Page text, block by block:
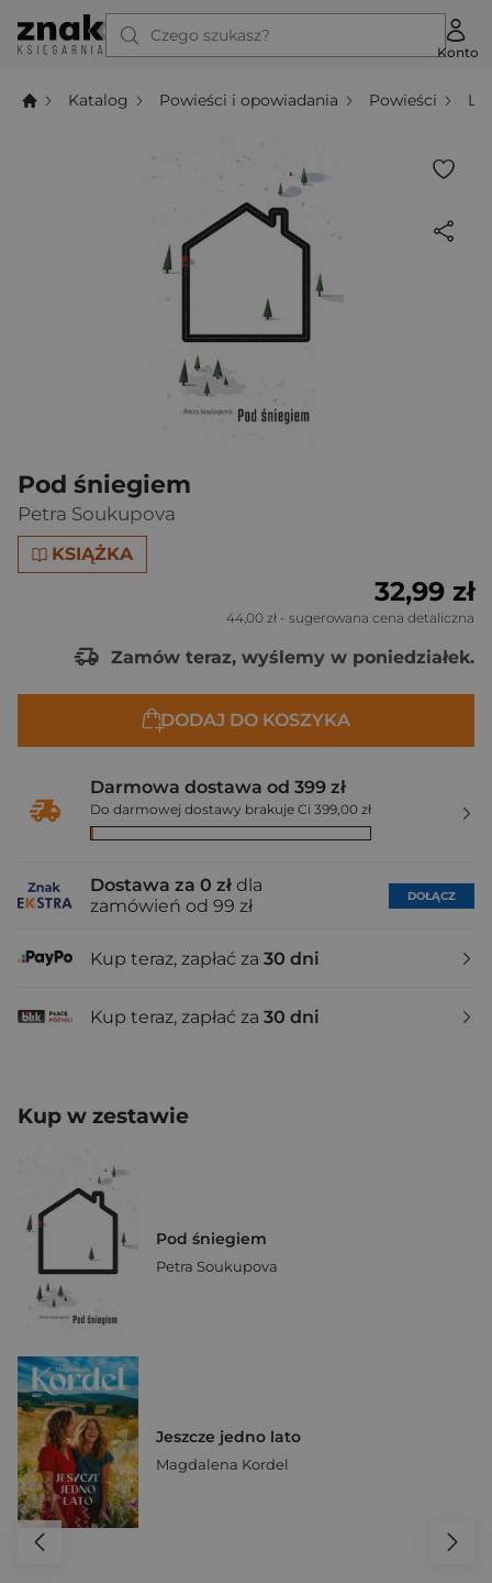
Czego szukasz?
Konto
Katalog Powieści i opowiadania Powieści
Pod śniegiem
Petra Soukupova
KSIĄŻKA
32,99 zł
44,00 zł - sugerowana cena detaliczna
Zamów teraz, wyślemy w poniedziałek.
DODAJ DO KOSZYKA
Darmowa dostawa od 399 zł
Do darmowej dostawy brakuje Ci 399,00 zł
Dostawa za 0 zł dla
zamówień od 99 zł
DOŁĄCZ
Kup teraz, zapłać za 30 dni
Kup teraz, zapłać za 30 dni
Kup w zestawie
Pod śniegiem
Petra Soukupova
Jeszcze jedno lato
Magdalena Kordel